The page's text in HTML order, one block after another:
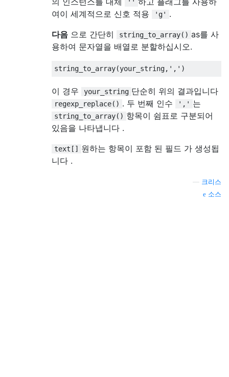
''
여이 세계적으로 신호 적용
'g' .
다음 으로 간단히 string_to_array() as를 사
용하여 문자열을 배열로 분할하십시오.
string_to_array(your_string, ',' )
이 경우 your_string 단순히 위의 결과입니다
regexp_replace() . 두 번째 인수 ',' 는
string_to_array() 항목이 쉼표로 구분되어
있음을 나타냅니다 .
text[]
원하는 항목이 포함 된 필드 가 생성됩
니다 .
크리스
소스